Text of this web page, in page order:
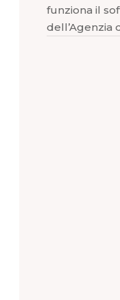
funziona il
dell’Agenzia